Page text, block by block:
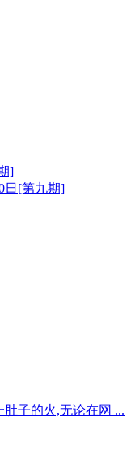
]
日[第九期]
子的火,无论在网 ...